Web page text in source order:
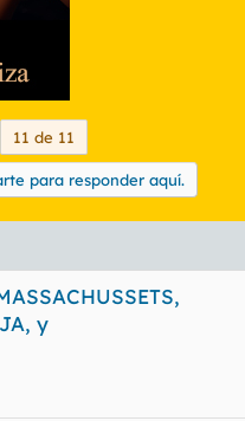
11 de 11
para responder aquí.
y